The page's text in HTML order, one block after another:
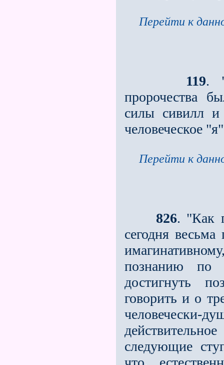
Перейти к
119.
пророчества
силы сивилл и
человеческое
Перейти к
826. "Как
сегодня
познанию по
достигнуть
говорить и о
следующие